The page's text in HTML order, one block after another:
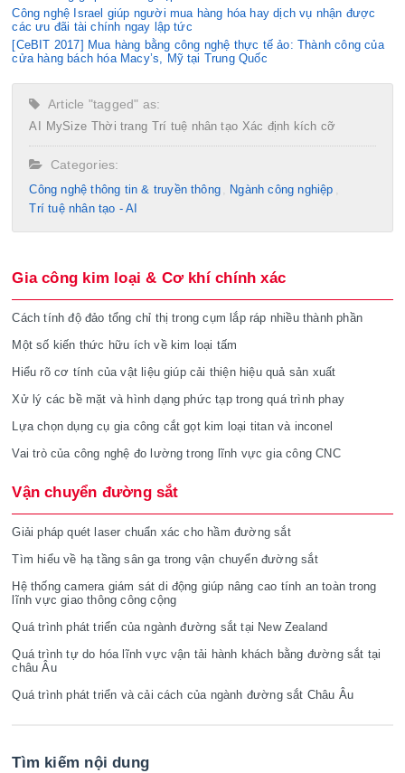
Công nghệ Israel giúp người mua hàng hóa hay dịch vụ nhận được
các ưu đãi tài chính ngay lập tức
[CeBIT 2017] Mua hàng bằng công nghệ thực tế ảo: Thành công của
cửa hàng bách hóa Macy’s, Mỹ tại Trung Quốc
Article "tagged" as:
AI MySize Thời trang Trí tuệ nhân tạo Xác định kích cỡ
Categories:
Công nghệ thông tin & truyền thông
Ngành công nghiệp
Trí tuệ nhân tạo - AI
Gia công kim loại & Cơ khí chính xác
Cách tính độ đảo tổng chỉ thị trong cụm lắp ráp nhiều thành phần
Một số kiến thức hữu ích về kim loại tấm
Hiểu rõ cơ tính của vật liệu giúp cải thiện hiệu quả sản xuất
Xử lý các bề mặt và hình dạng phức tạp trong quá trình phay
Lựa chọn dụng cụ gia công cắt gọt kim loại titan và inconel
Vai trò của công nghệ đo lường trong lĩnh vực gia công CNC
Vận chuyển đường sắt
Giải pháp quét laser chuẩn xác cho hầm đường sắt
Tìm hiểu về hạ tầng sân ga trong vận chuyển đường sắt
Hệ thống camera giám sát di động giúp nâng cao tính an toàn trong
lĩnh vực giao thông công cộng
Quá trình phát triển của ngành đường sắt tại New Zealand
Quá trình tự do hóa lĩnh vực vận tải hành khách bằng đường sắt tại
châu Âu
Quá trình phát triển và cải cách của ngành đường sắt Châu Âu
Tìm kiếm nội dung